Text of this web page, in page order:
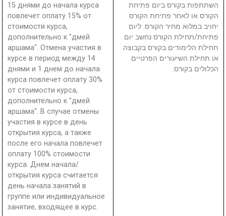
15 днями до начала курса
повлечет оплату 15% от
стоимости курса,
дополнительно к "дмей
аршама". Отмена участия в
курсе в период между 14
днями и 1 днем до начала
курса повлечет оплату 30%
от стоимости курса,
дополнительно к "дмей
аршама". В случае отмены
участия в курсе в день
открытия курса, а также
после его начала повлечет
оплату 100% стоимости
курса. Днем начала/
открытия курса считается
день начала занятий в
группе или индивидуальное
занятие, входящее в курс.
השתתפות בקורס ביום פתיחת
הקורס או לאחר פתיחת הקורס
יחויב במלוא מחיר הקורס. ליום
פתיחת/תחילת הקורס נחשב יום
תחילת הלימודים בקורס בקבוצה
או תחילת השיעורים הפרטיים
הכלולים בקורס.